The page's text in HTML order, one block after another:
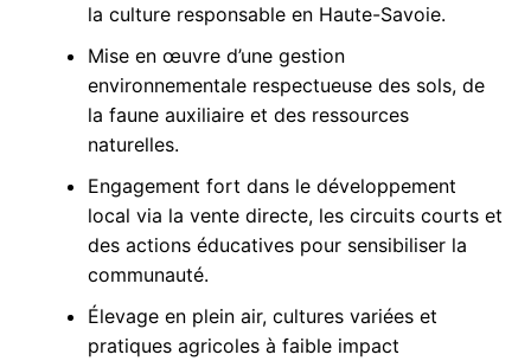
la culture responsable en Haute-Savoie.
Mise en œuvre d’une gestion
environnementale respectueuse des sols, de
la faune auxiliaire et des ressources
naturelles.
Engagement fort dans le développement
local via la vente directe, les circuits courts et
des actions éducatives pour sensibiliser la
communauté.
Élevage en plein air, cultures variées et
pratiques agricoles à faible impact